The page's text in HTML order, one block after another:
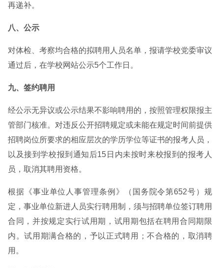
再递补。
八、公示
对体检、考察均合格的拟聘用人员名单，报请学校党委审议
通过后，在学校网站公示5个工作日。
九、签约聘用
经公示无异议或公示结果不影响聘用的，按照管理权限报主
管部门核准。对违反公开招聘规定或未能在规定时间前提供
招聘岗位所要求的相应层次的学历学位等证书的报考人员，
以及接到学校报到通知后15日内未按时来校报到的报考人
员，取消其聘用资格。
根据《事业单位人事管理条例》（国务院令第652号）规
定，事业单位新进人员实行聘用制，须与招聘单位签订聘用
合同，并按规定实行试用期，试用期包括在聘用合同期限
内。试用期满合格的，予以正式聘用；不合格的，取消聘
用。